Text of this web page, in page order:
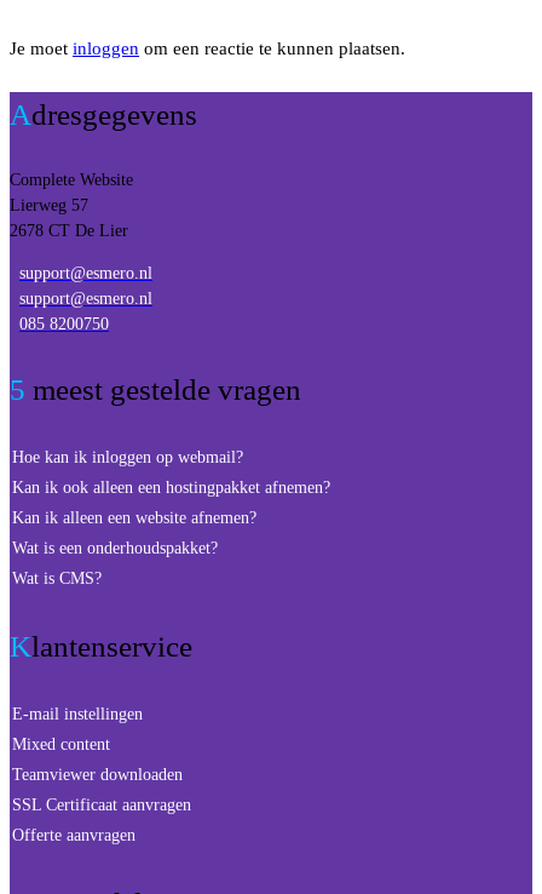
Je moet inloggen om een reactie te kunnen plaatsen.
Adresgegevens
Complete Website
Lierweg 57
2678 CT De Lier
support@esmero.nl
support@esmero.nl
085 8200750
5 meest gestelde vragen
Hoe kan ik inloggen op webmail?
Kan ik ook alleen een hostingpakket afnemen?
Kan ik alleen een website afnemen?
Wat is een onderhoudspakket?
Wat is CMS?
Klantenservice
E-mail instellingen
Mixed content
Teamviewer downloaden
SSL Certificaat aanvragen
Offerte aanvragen